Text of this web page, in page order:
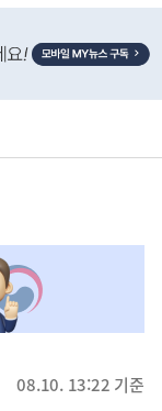
08.10. 13:22 기준